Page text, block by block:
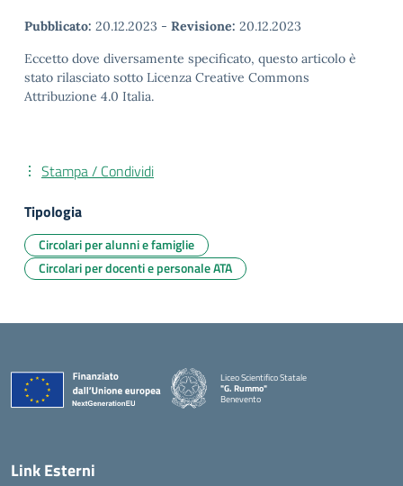
Pubblicato: 20.12.2023 - Revisione: 20.12.2023
Eccetto dove diversamente specificato, questo articolo è
stato rilasciato sotto Licenza Creative Commons
Attribuzione 4.0 Italia.
Stampa / Condividi
Tipologia
Circolari per alunni e famiglie
Circolari per docenti e personale ATA
Liceo Scientifico Statale
"G. Rummo"
Benevento
Link Esterni